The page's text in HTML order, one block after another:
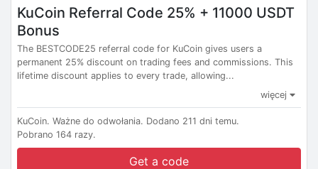
KuCoin Referral Code 25% + 11000 USDT
Bonus
The BESTCODE25 referral code for KuCoin gives users a
permanent 25% discount on trading fees and commissions. This
lifetime discount applies to every trade, allowing...
więcej
KuCoin. Ważne do odwołania. Dodano 211 dni temu.
Pobrano 164 razy.
Get a code